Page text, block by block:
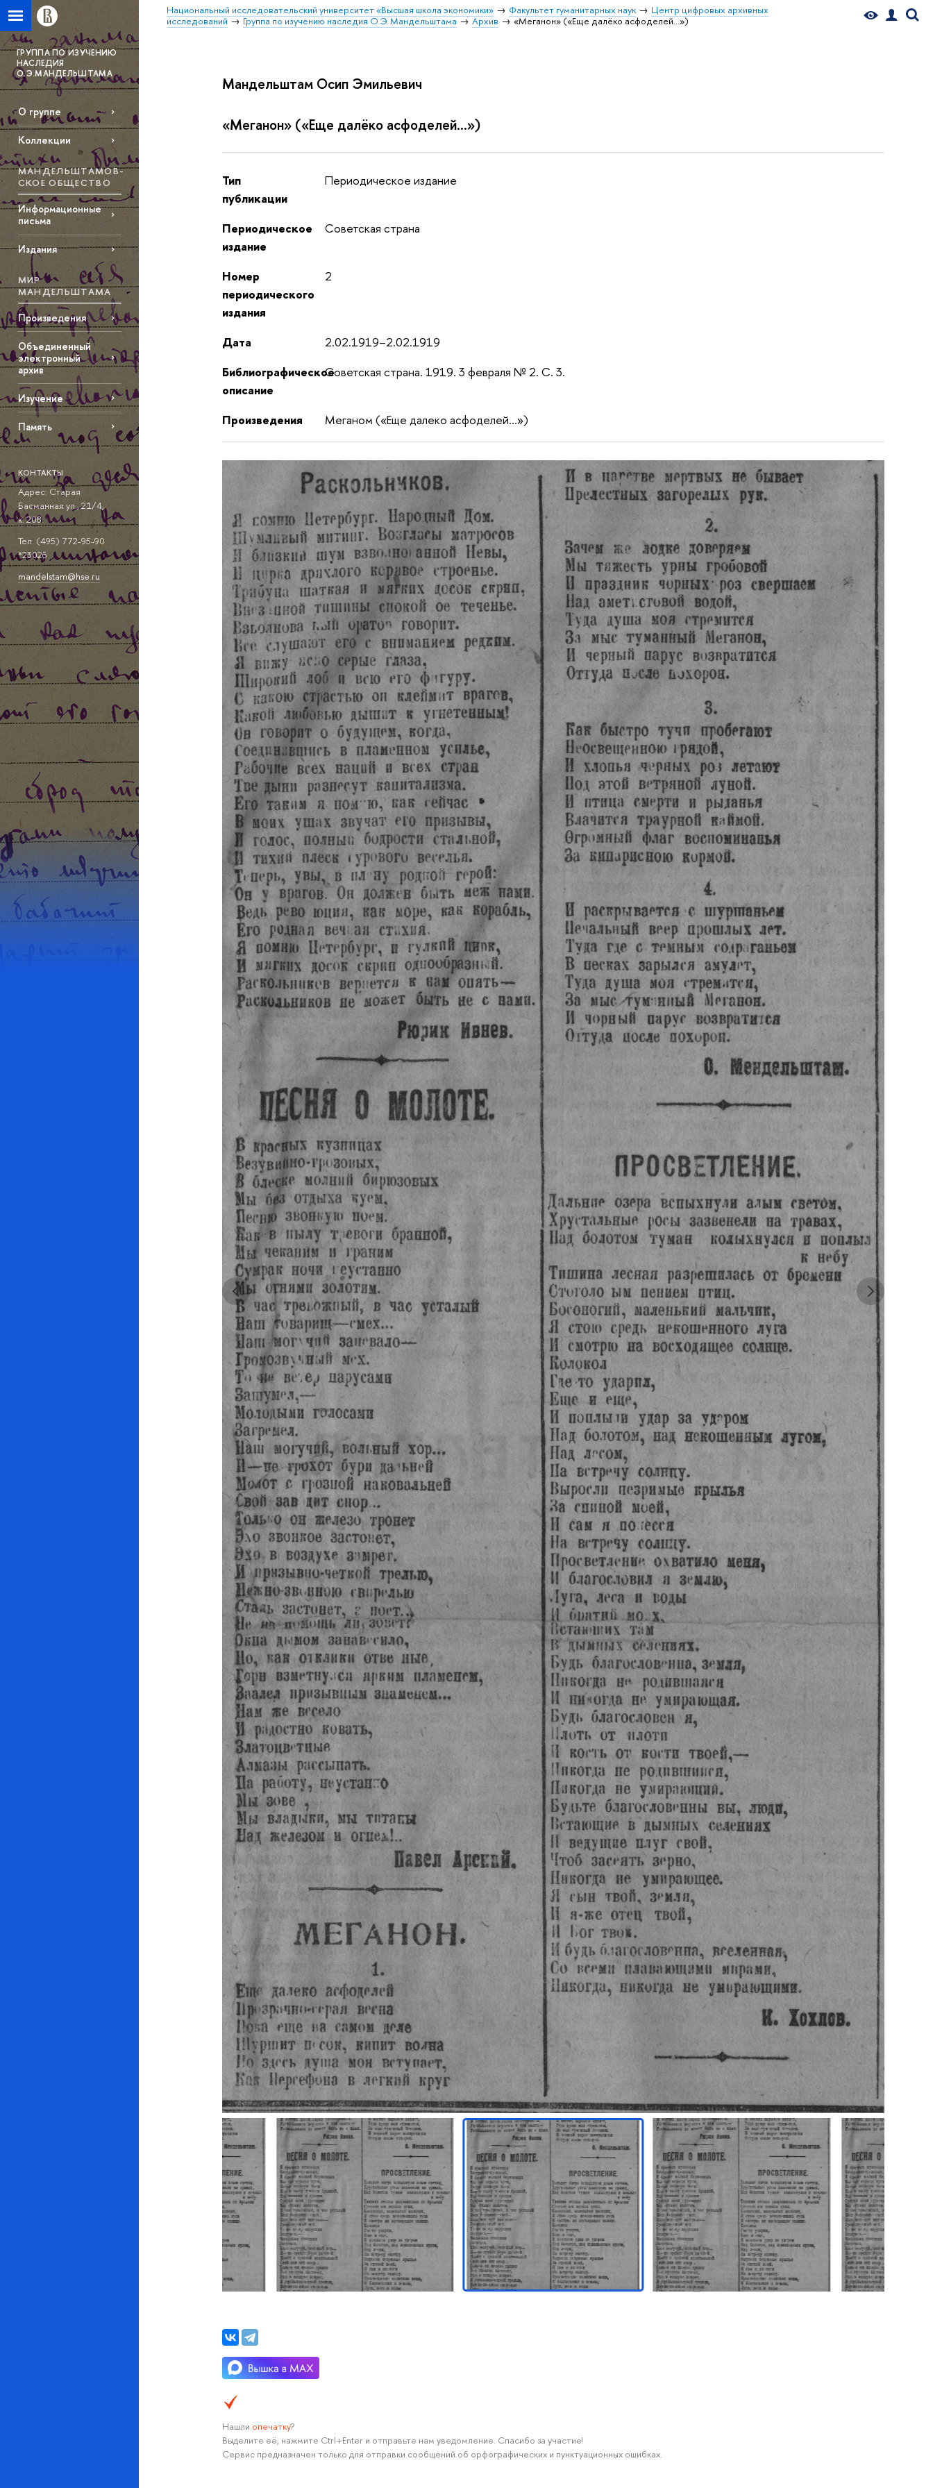
Национальный исследовательский университет «Высшая школа экономики» Факультет гуманитарных наук
Центр цифровых архивных
исследований
Группа по изучению наследия О.Э. Мандельштама Архив «Меганон» («Еще далёко асфоделей...»)
ГРУППА ПО ИЗУЧЕНИЮ
НАСЛЕДИЯ
О.Э.МАНДЕЛЬШТАМА
О группе
Коллекции
МАНДЕЛЬШТАМОВ­
СКОЕ ОБЩЕСТВО
Информационные
письма
Издания
МИР
МАНДЕЛЬШТАМА
Произведения
Объединенный
электронный
архив
Изучение
Память
КОНТАКТЫ
Адрес: Старая
Басманная ул., 21/4,
к. 208.
Тел. (495) 772-95-90
*23026
mandelstam@hse.ru
Мандельштам Осип Эмильевич
«Меганон» («Еще далёко асфоделей...»)
Тип
публикации
Периодическое издание
Периодическое
издание
Советская страна
Номер
периодического
издания
2
Дата
2.02.1919–2.02.1919
Библиографическое
описание
Советская страна. 1919. 3 февраля № 2. С. 3.
Произведения Меганом («Еще далеко асфоделей...»)
Нашли опечатку?
Выделите её, нажмите Ctrl+Enter и отправьте нам уведомление. Спасибо за участие!
Сервис предназначен только для отправки сообщений об орфографических и пунктуационных ошибках.